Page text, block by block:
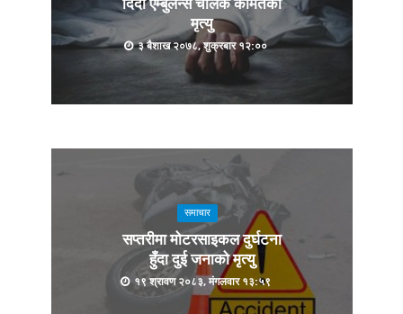
दिँदा एम्बुलेन्स चालक कामतको
मृत्यु
३ बैशाख २०७८, शुक्रबार १२:००
समाचार
सप्तरीमा मोटरसाइकल दुर्घटना
हुँदा दुई जनाको मृत्यु
१९ श्रावण २०८३, मंगलवार १३:५९